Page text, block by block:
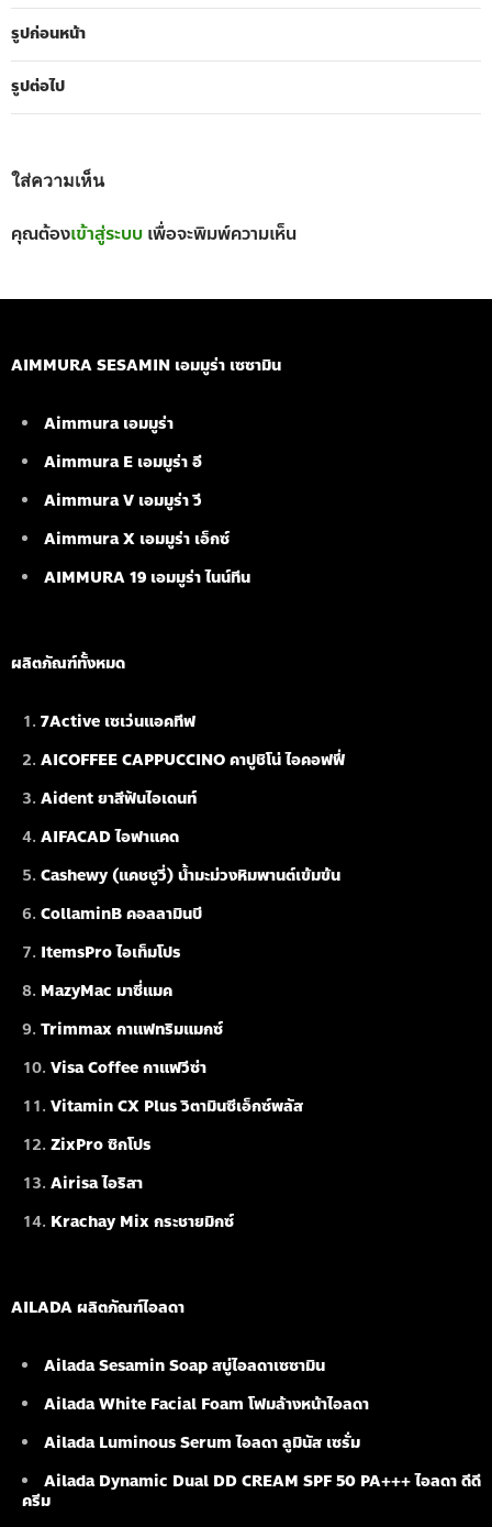
รูปก่อนหน้า
รูปต่อไป
ใส่ความเห็น
คุณต้องเข้าสู่ระบบ เพื่อจะพิมพ์ความเห็น
AIMMURA SESAMIN เอมมูร่า เซซามิน
Aimmura เอมมูร่า
Aimmura E เอมมูร่า อี
Aimmura V เอมมูร่า วี
Aimmura X เอมมูร่า เอ็กซ์
AIMMURA 19 เอมมูร่า ไนน์ทีน
ผลิตภัณฑ์ทั้งหมด
7Active เซเว่นแอคทีฟ
AICOFFEE CAPPUCCINO คาปูชิโน่ ไอคอฟฟี่
Aident ยาสีฟันไอเดนท์
AIFACAD ไอฟาแคด
Cashewy (แคชชูวี่) น้ำมะม่วงหิมพานต์เข้มข้น
CollaminB คอลลามินบี
ItemsPro ไอเท็มโปร
MazyMac มาซี่แมค
Trimmax กาแฟทริมแมกซ์
Visa Coffee กาแฟวีซ่า
Vitamin CX Plus วิตามินซีเอ็กซ์พลัส
ZixPro ซิกโปร
Airisa ไอริสา
Krachay Mix กระชายมิกซ์
AILADA ผลิตภัณฑ์ไอลดา
Ailada Sesamin Soapสบู่ไอลดาเซซามิน
Ailada White Facial Foamโฟมล้างหน้าไอลดา
Ailada Luminous Serumไอลดา ลูมินัส เซรั่ม
Ailada Dynamic Dual DD CREAM SPF 50 PA+++ ไอลดา ดีดี
ครีม